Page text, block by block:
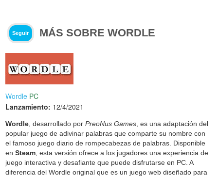
Seguir MÁS SOBRE WORDLE
Wordle PC
Lanzamiento: 12/4/2021
Wordle , desarrollado porPreoNus Games , es una adaptación del
popular juego de adivinar palabras que comparte su nombre con
el famoso juego diario de rompecabezas de palabras. Disponible
enSteam , esta versión ofrece a los jugadores una experiencia de
juego interactiva y desafiante que puede disfrutarse en PC. A
diferencia del Wordle original que es un juego web diseñado para